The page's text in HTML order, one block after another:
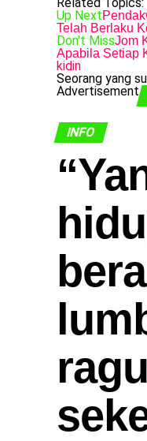
Up Next
Telah Berlaku
Don't MissJom
Apabila Setiap
kidin
Seorang yang
Advertisement
INFO